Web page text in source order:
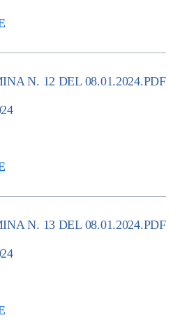
N. 12 DEL 08.01.2024.PDF
N. 13 DEL 08.01.2024.PDF